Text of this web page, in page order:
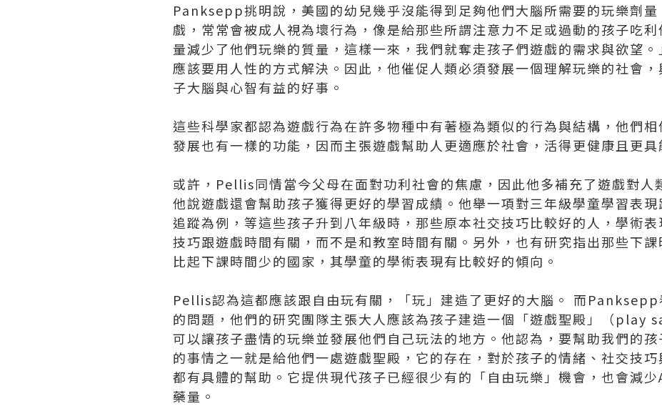
Panksepp挑明說，美國的幼兒幾乎沒能得到足夠他們大腦所需要的玩樂劑量
戲，常常會被成人視為壞行為，像是給那些所謂注意力不足或過動的孩子吃
量減少了他們玩樂的質量，這樣一來，我們就奪走孩子們遊戲的需求與欲望
應該要用人性的方式解決。因此，他催促人類必須發展一個理解玩樂的社會
子大腦與心智有益的好事。
這些科學家都認為遊戲行為在許多物種中有著極為類似的行為與結構，他們
發展也有一樣的功能，因而主張遊戲幫助人更適應於社會，活得更健康且更具
或許，Pellis同情當今父母在面對功利社會的焦慮，因此他多補充了遊戲對人
他說遊戲還會幫助孩子獲得更好的學習成績。他舉一項對三年級學童學習表
追蹤為例，等這些孩子升到八年級時，那些原本社交技巧比較好的人，學術
技巧跟遊戲時間有關，而不是和教室時間有關。另外，也有研究指出那些下課
比起下課時間少的國家，其學童的學術表現有比較好的傾向。
Pellis認為這都應該跟自由玩有關，「玩」建造了更好的大腦。 而Panksepp
的問題，他們的研究團隊主張大人應該為孩子建造一個「遊戲聖殿」（play
可以讓孩子盡情的玩樂並發展他們自己玩法的地方。他認為，要幫助我們的
的事情之一就是給他們一處遊戲聖殿，它的存在，對於孩子的情緒、社交技巧
都有具體的幫助。它提供現代孩子已經很少有的「自由玩樂」機會，也會減
藥量。